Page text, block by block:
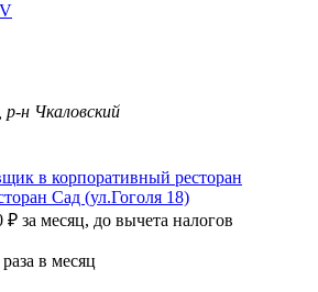
р-н Чкаловский
в корпоративный ресторан
Сад (ул.Гоголя 18)
₽ за месяц, до вычета налогов
в месяц